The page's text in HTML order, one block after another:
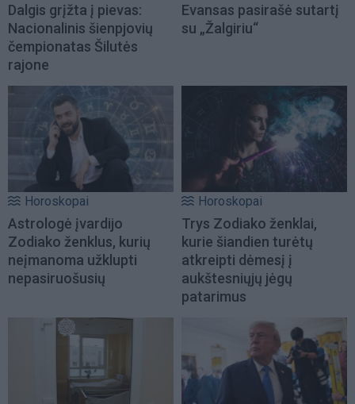
Dalgis grįžta į pievas:
Nacionalinis šienpjovių
čempionatas Šilutės
rajone
Evansas pasirašė sutartį
su „Žalgiriu“
Horoskopai
Astrologė įvardijo
Zodiako ženklus, kurių
neįmanoma užklupti
nepasiruošusių
Horoskopai
Trys Zodiako ženklai,
kurie šiandien turėtų
atkreipti dėmesį į
aukštesniųjų jėgų
patarimus